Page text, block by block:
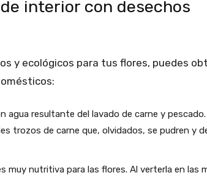
interior con desechos
y ecológicos para tus flores, puedes
agua resultante del lavado de carne y pescado.
trozos de carne que, olvidados, se pudren y
muy nutritiva para las flores. Al verterla en las